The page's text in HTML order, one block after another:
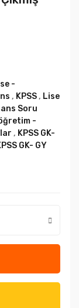
-
, KPSS, Lise
Soru
-
, KPSS GK-
GK- GY